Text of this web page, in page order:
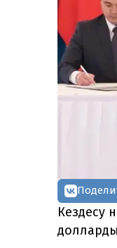
Кездесу